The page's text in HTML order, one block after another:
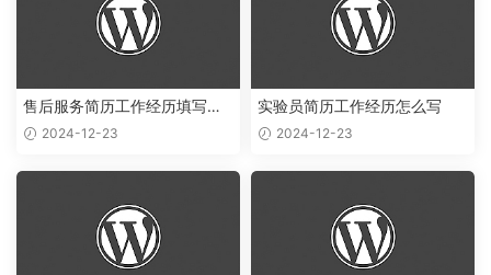
售后服务简历工作经历填写样
本 2024-12-23
实验员简历工作经历怎么写
2024-12-23